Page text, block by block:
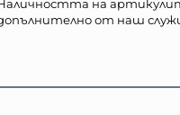
на
от наш